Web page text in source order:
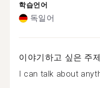
학습언어
독일어
이야기하고 싶은 주제
I can talk about